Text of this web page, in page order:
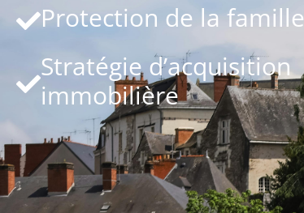
Protection de la famille
Stratégie d’acquisition
immobilière